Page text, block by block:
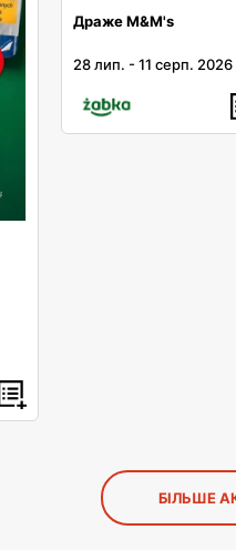
Драже M&M's
28 лип. -11 серп. 2026
БІЛЬШЕ